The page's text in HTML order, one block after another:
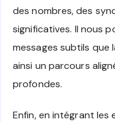
des nombres, des
significatives. Il nous
messages subtils que
ainsi un parcours
profondes.
Enfin, en intégrant les